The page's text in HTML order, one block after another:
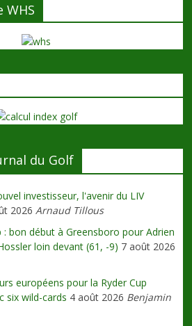
du Golf
investisseur, l'avenir du LIV
2026 Arnaud Tillous
bon début à Greensboro pour Adrien
loin devant (61, -9) 7 août 2026
européens pour la Ryder Cup
six wild-cards 4 août 2026 Benjamin